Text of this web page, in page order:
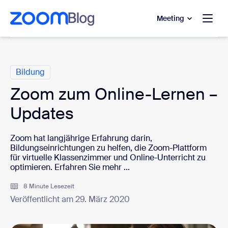
wechseln
Chat wechseln
Meeting
Bildung
Zoom zum Online-Lernen –
Updates
Zoom hat langjährige Erfahrung darin,
Bildungseinrichtungen zu helfen, die Zoom-Plattform
für virtuelle Klassenzimmer und Online-Unterricht zu
optimieren. Erfahren Sie mehr ...
8 Minute Lesezeit
Veröffentlicht am 29. März 2020